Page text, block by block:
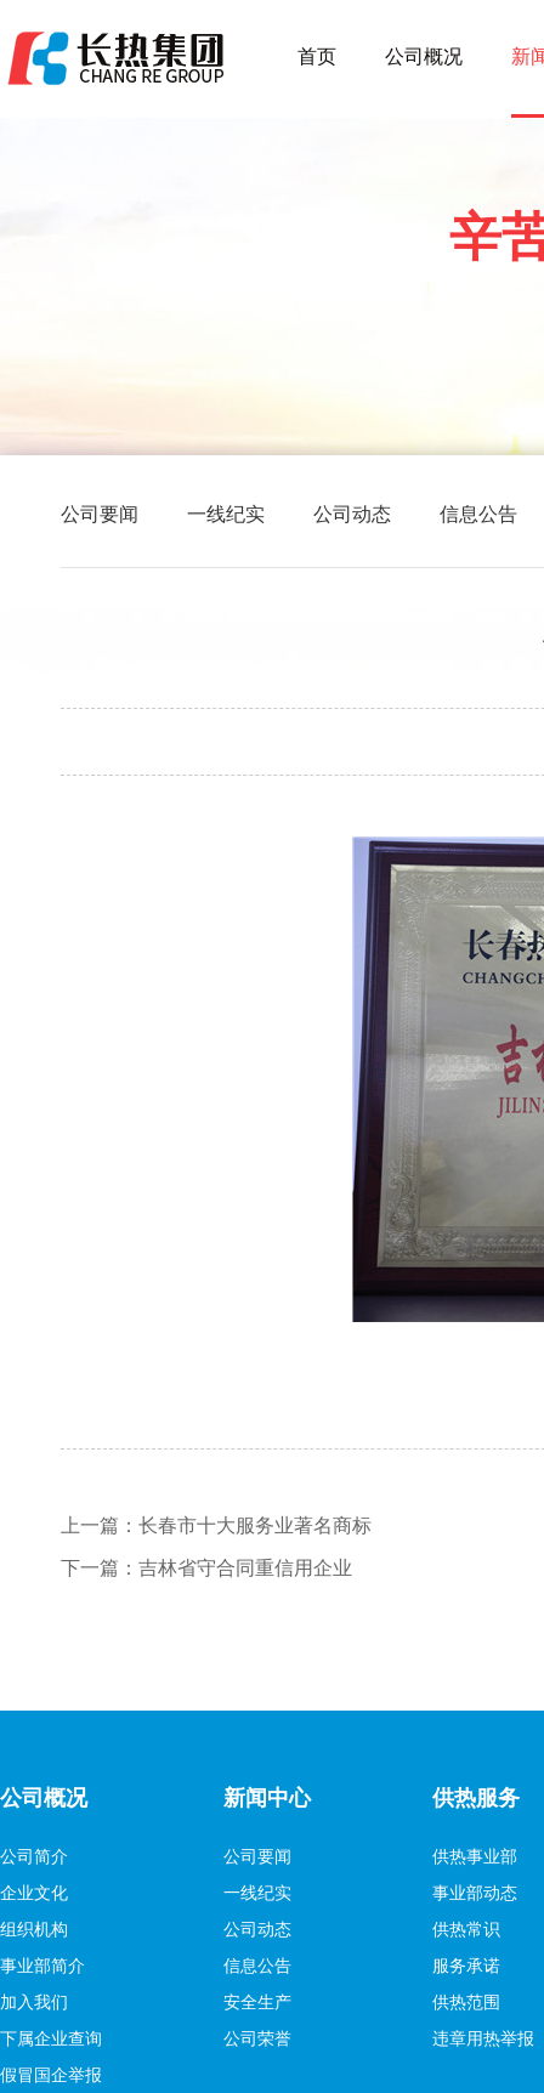
首页 公司概况 新
辛
公司要闻 一线纪实 公司动态 信息公告
上一篇： 长春市十大服务业著名商标
下一篇： 吉林省守合同重信用企业
公司概况
公司简介
企业文化
组织机构
事业部简介
加入我们
下属企业查询
假冒国企举报
新闻中心
公司要闻
一线纪实
公司动态
信息公告
安全生产
公司荣誉
供热服务
供热事业部
事业部动态
供热常识
服务承诺
供热范围
违章用热举报